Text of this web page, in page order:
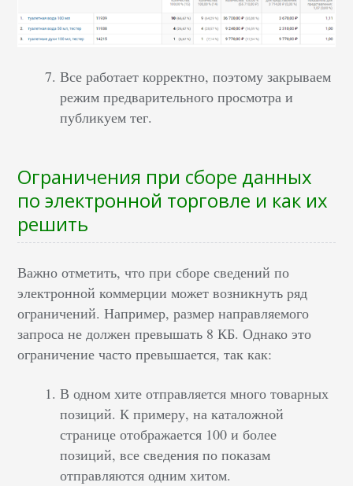
Все работает корректно, поэтому закрываем
режим предварительного просмотра и
публикуем тег.
Ограничения при сборе данных
по электронной торговле и как их
решить
Важно отметить, что при сборе сведений по
электронной коммерции может возникнуть ряд
ограничений. Например, размер направляемого
запроса не должен превышать 8 КБ. Однако это
ограничение часто превышается, так как:
В одном хите отправляется много товарных
позиций. К примеру, на каталожной
странице отображается 100 и более
позиций, все сведения по показам
отправляются одним хитом.